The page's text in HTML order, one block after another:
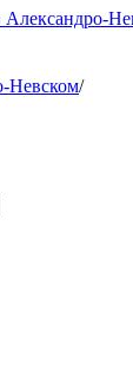
Александро-
Невском/